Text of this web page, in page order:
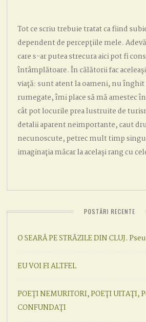
Tot ce scriu trebuie tratat ca fiind
dependent de percepțiile mele.
care s-ar putea strecura aici pot fi
întâmplătoare. În călătorii fac
viață: sunt atent la oameni, nu înghit
rumegate, îmi place să mă amestec
cât pot locurile prea lustruite de
detalii aparent neimportante, caut
necunoscute, petrec mult timp
imaginația măcar la același rang cu
POSTĂRI RECENTE
O SEARĂ PE STRĂZILE DIN CLUJ.
EU VOI FI ALTFEL
POEȚI NEMURITORI, POEȚI UITAȚI,
CONFUNDAȚI